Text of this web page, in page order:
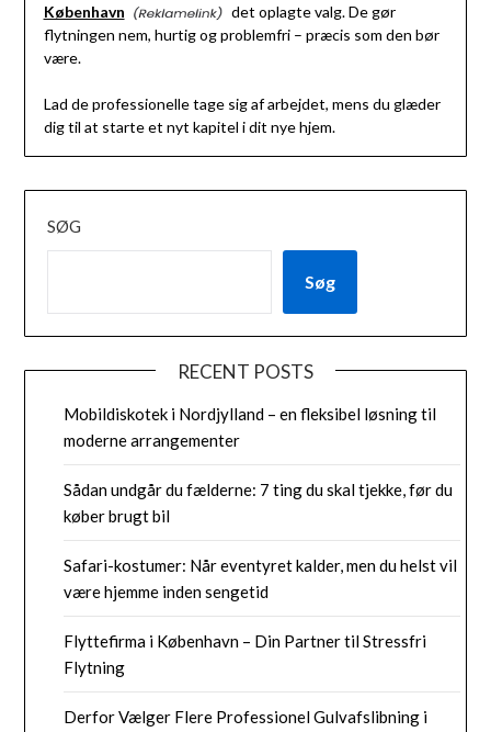
København
det oplagte valg. De gør
flytningen nem, hurtig og problemfri – præcis som den bør
være.
Lad de professionelle tage sig af arbejdet, mens du glæder
dig til at starte et nyt kapitel i dit nye hjem.
SØG
Søg
RECENT POSTS
Mobildiskotek i Nordjylland – en fleksibel løsning til
moderne arrangementer
Sådan undgår du fælderne: 7 ting du skal tjekke, før du
køber brugt bil
Safari-kostumer: Når eventyret kalder, men du helst vil
være hjemme inden sengetid
Flyttefirma i København – Din Partner til Stressfri
Flytning
Derfor Vælger Flere Professionel Gulvafslibning i